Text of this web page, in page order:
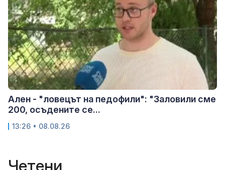
Ален - "ловецът на педофили": "Заловили сме
200, осъдените се...
13:26 • 08.08.26
Четени